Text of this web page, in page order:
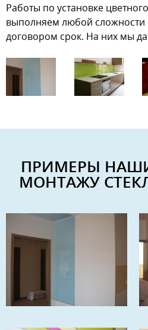
Работы по установке
выполняем любой сложности
договором срок. На них мы
ПРИМЕРЫ
МОНТАЖУ